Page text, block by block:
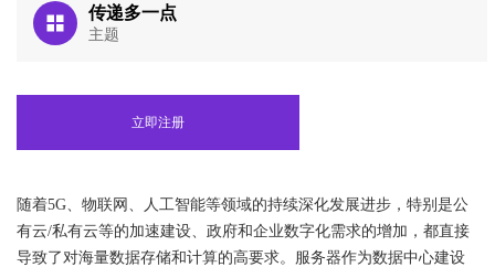
传递多一点
主题
立即注册
随着5G、物联网、人工智能等领域的持续深化发展进步，特别是公
有云/私有云等的加速建设、政府和企业数字化需求的增加，都直接
导致了对海量数据存储和计算的高要求。服务器作为数据中心建设